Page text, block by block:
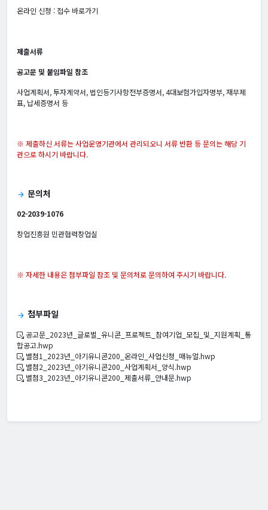
온라인 신청 :접수 바로가기
제출서류
공고문 및 붙임파일 참조
사업계획서, 투자계약서, 법인등기사항전부증명서, 4대보험가입자명부, 재무제
표, 납세증명서 등
※ 제출하신 서류는 사업운영기관에서 관리되오니 서류 반환 등 문의는 해당 기
관으로 하시기 바랍니다.
arrow_forward 문의처
02-2039-1076
창업진흥원 민관협력창업실
※ 자세한 내용은 첨부파일 참조 및 문의처로 문의하여 주시기 바랍니다.
arrow_forward 첨부파일
공고문_2023년_글로벌_유니콘_프로젝트_참여기업_모집_및_지원계획_통
합공고.hwp
별첨1_2023년_아기유니콘200_온라인_사업신청_매뉴얼.hwp
별첨2_2023년_아기유니콘200_사업계획서_양식.hwp
별첨3_2023년_아기유니콘200_제출서류_안내문.hwp